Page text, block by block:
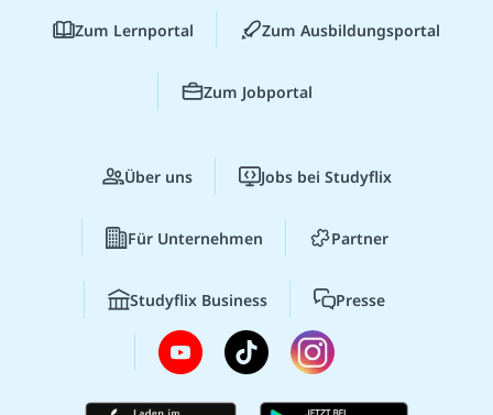
Zum Lernportal Zum Ausbildungsportal
Zum Jobportal
Über uns Jobs bei Studyflix
Für Unternehmen Partner
Studyflix Business Presse